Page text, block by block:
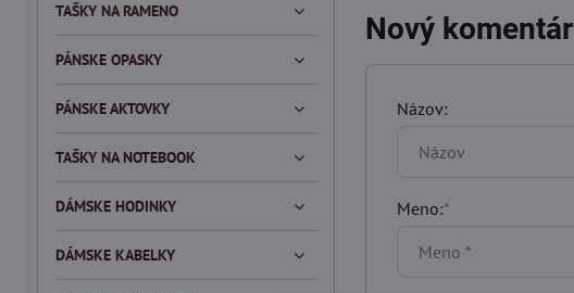
Nový komentár
Názov:
Meno:*
TAŠKY NA RAMENO
PÁNSKE OPASKY
PÁNSKE AKTOVKY
TAŠKY NA NOTEBOOK
DÁMSKE HODINKY
DÁMSKE KABELKY